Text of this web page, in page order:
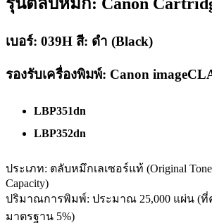
เบอร์: 039H สี: ดำ (Black)
รองรับเครื่องพิมพ์: Canon
LBP351dn
LBP352dn
ประเภท: ตลับหมึกเลเซอร์แท้ (Original
Capacity)
ปริมาณการพิมพ์: ประมาณ 25,000 แผ่น (
มาตรฐาน 5%)